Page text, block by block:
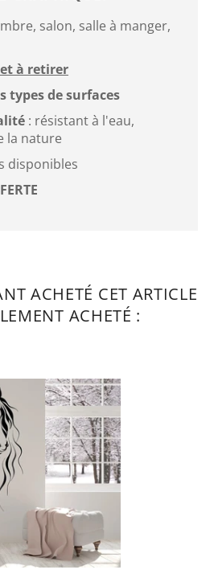
salon, salle à manger,
à retirer
types de surfaces
: résistant à l'eau,
la nature
disponibles
ACHETÉ CET ARTICLE
ACHETÉ :